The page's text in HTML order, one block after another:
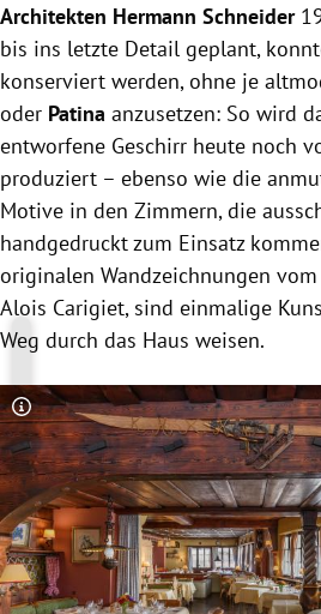
Architekten Hermann Schneider
bis ins letzte Detail geplant,
konserviert werden, ohne je
oder Patina anzusetzen: So wird
entworfene Geschirr heute noch
produziert – ebenso wie die
Motive in den Zimmern, die
handgedruckt zum Einsatz
originalen Wandzeichnungen
Alois Carigiet, sind einmalige
Weg durch das Haus weisen.
Copyright-Hinweis öffnen/